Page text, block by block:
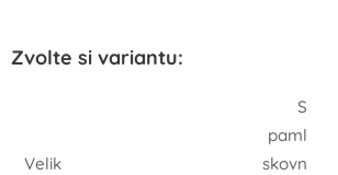
Zvolte si variantu:
Velik
S
paml
skovn